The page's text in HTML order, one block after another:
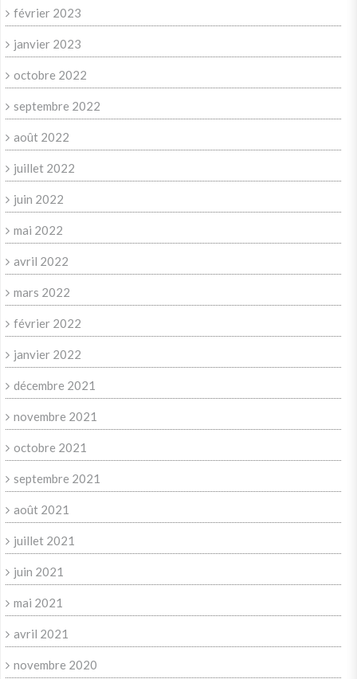
février 2023
janvier 2023
octobre 2022
septembre 2022
août 2022
juillet 2022
juin 2022
mai 2022
avril 2022
mars 2022
février 2022
janvier 2022
décembre 2021
novembre 2021
octobre 2021
septembre 2021
août 2021
juillet 2021
juin 2021
mai 2021
avril 2021
novembre 2020